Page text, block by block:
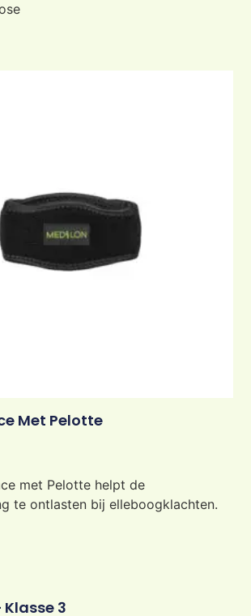
Met Pelotte
met Pelotte helpt de
te ontlasten bij elleboogklachten.
3